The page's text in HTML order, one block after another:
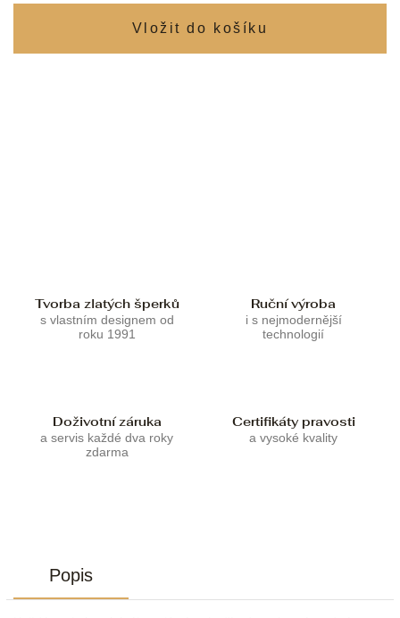
Tvorba zlatých šperků
s vlastním designem od
roku 1991
Ruční výroba
i s nejmodernější
technologií
Doživotní záruka
a servis každé dva roky
zdarma
Certifikáty pravosti
a vysoké kvality
Popis